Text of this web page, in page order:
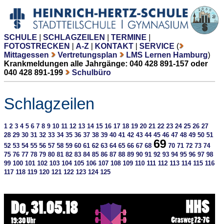
SCHULE SCHLAGZEILEN TERMINE
FOTOSTRECKEN
A-Z KONTAKT SERVICE (
Mittagessen
Vertretungsplan LMS Lernen Hamburg)
Krankmeldungen alle Jahrgänge: 040 428 891-157 oder
040 428 891-199
Schulbüro
Schlagzeilen
1 2 3 4 5 6 7 8 9 10 11 12 13 14 15 16 17 18 19 20 21 22 23 24 25 26 27
28 29 30 31 32 33 34 35 36 37 38 39 40 41 42 43 44 45 46 47 48 49 50 51
52 53 54 55 56 57 58 59 60 61 62 63 64 65 66 67 68 69 70 71 72 73 74
75 76 77 78 79 80 81 82 83 84 85 86 87 88 89 90 91 92 93 94 95 96 97 98
99 100 101 102 103 104 105 106 107 108 109 110 111 112 113 114 115 116
117 118 119 120 121 122 123 124 125